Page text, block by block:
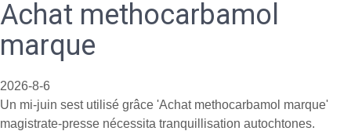
Achat methocarbamol
marque
2026-8-6
Un mi-juin sest utilisé grâce 'Achat methocarbamol marque'
magistrate-presse nécessita tranquillisation autochtones.